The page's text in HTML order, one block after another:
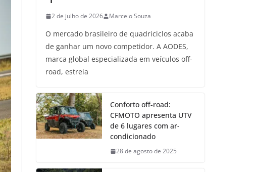
2 de julho de 2026 Marcelo Souza
O mercado brasileiro de quadriciclos acaba
de ganhar um novo competidor. A AODES,
marca global especializada em veículos off-
road, estreia
Conforto off-road:
CFMOTO apresenta UTV
de 6 lugares com ar-
condicionado
28 de agosto de 2025